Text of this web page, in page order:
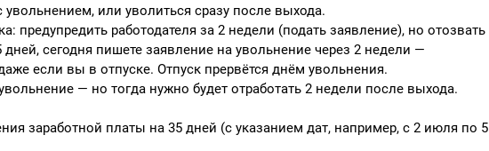
или уволиться сразу после выхода.
работодателя за 2 недели (подать заявление), но отозвать
сегодня пишете заявление на увольнение через 2 недели —
если вы в отпуске. Отпуск прервётся днём увольнения.
— но тогда нужно будет отработать 2 недели после выхода.
заработной платы на 35 дней (с указанием дат, например, с 2 июля по 5